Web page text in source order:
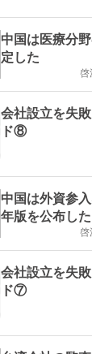
中国は医療分
定した
啓
会社設立を失
ド⑧
中国は外資参
年版を公布した
啓
会社設立を失
ド⑦